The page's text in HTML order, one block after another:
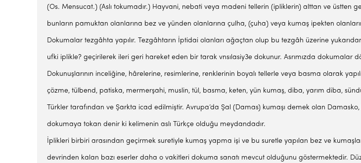
(Os. Mensucat.) (Aslı tokumadır.) Hayvani, nebati veya madeni tellerin (ipliklerin) alttan ve üstten
bunların pamuktan olanlarına bez ve yünden olanlarına çulha, (çuha) veya kumaş ipekten
Dokumalar tezgâhta yapılır. Tezgâhtarın İp­tidai olanları ağaçtan olup bu tezgâh üzerine
ufki iplikle? geçirilerek ileri geri hareket eden bir tarak vnsılasiy3e dokunur. Asrımızda dokumalar
Dokunuşlarının in­celiğine, hârelerine, resimlerine, renklerinin boyalı tellerle veya basma olarak
çözme, tülbend, patiska, mermerşahi, muslin, tül, basma, keten, yün kumaş, diba, yarım diba,
Türkler tarafından ve Şarkta icad edilmiştir. Avrupa’da Şal (Damas) kumaşı demek olan
dokumaya tokan denir ki kelimenin aslı Türkçe olduğu mey­dandadır.
İplikleri birbiri arasından geçirmek suretiyle kumaş yapma işi ve bu suretle yapılan bez ve
devrinden kalan bazı eserler daha o vakitleri dokuma sa­natı mevcut olduğunu göstermektedir.